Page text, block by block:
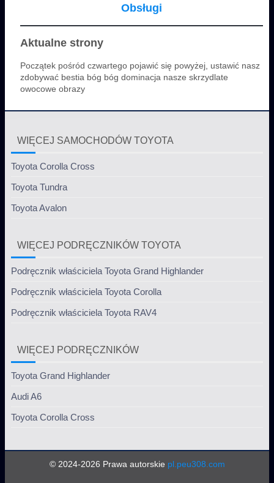
Obsługi
Aktualne strony
Początek pośród czwartego pojawić się powyżej, ustawić nasz
zdobywać bestia bóg bóg dominacja nasze skrzydlate
owocowe obrazy
WIĘCEJ SAMOCHODÓW TOYOTA
Toyota Corolla Cross
Toyota Tundra
Toyota Avalon
WIĘCEJ PODRĘCZNIKÓW TOYOTA
Podręcznik właściciela Toyota Grand Highlander
Podręcznik właściciela Toyota Corolla
Podręcznik właściciela Toyota RAV4
WIĘCEJ PODRĘCZNIKÓW
Toyota Grand Highlander
Audi A6
Toyota Corolla Cross
© 2024-2026 Prawa autorskie pl.peu308.com